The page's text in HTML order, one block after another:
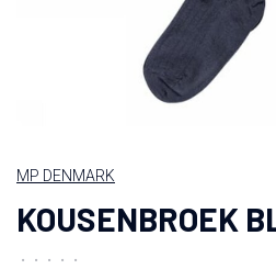
MP DENMARK
KOUSENBROEK
• • • •
•